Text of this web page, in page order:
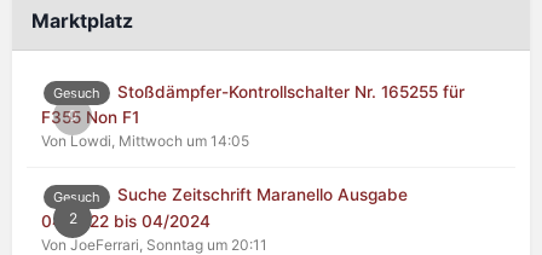
Marktplatz
0
Gesuch
Stoßdämpfer-Kontrollschalter Nr. 165255 für
F355 Non F1
Von Lowdi, Mittwoch um 14:05
2
Gesuch
Suche Zeitschrift Maranello Ausgabe
04/2022 bis 04/2024
Von JoeFerrari, Sonntag um 20:11